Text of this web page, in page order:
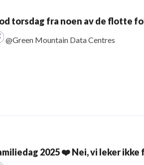
torsdag fra noen av de flotte
@Green Mountain Data Centres
2025 ❤️ Nei, vi leker